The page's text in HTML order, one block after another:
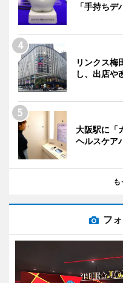
「手持ち
リンクス
し、出店や
大阪駅に「
ヘルスケア
も
フ